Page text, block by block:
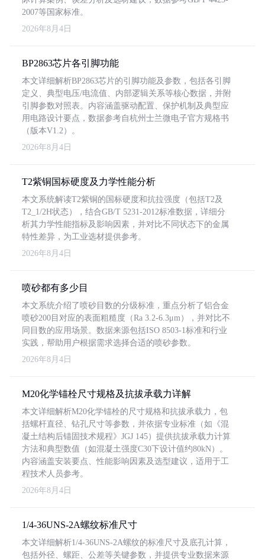
2007等国家标准。
2026年8月4日
BP2863芯片各引脚功能
本文详细解析BP2863芯片的引脚功能及参数，包括各引脚
定义、典型电压/电流值、内部逻辑关系等核心数据，并附
引脚参数对照表。内容涵盖驱动配置、保护机制及典型应
用电路设计要点，数据参考自杭州士兰微电子官方规格书
（版本V1.2）。
2026年8月4日
T2紫铜国标硬度及力学性能分析
本文系统解读T2紫铜的国标硬度和抗拉强度（包括T2及
T2_1/2H状态），结合GB/T 5231-2012标准数据，详细分
析其力学性能指标及影响因素，并对比不同状态下的金属
特性差异，为工业选材提供参考。
2026年8月4日
喷砂都有多少目
本文系统介绍了喷砂目数的分级标准，重点分析了铝合金
喷砂200目对应的表面粗糙度（Ra 3.2-6.3μm），并对比不
同目数的应用场景。数据来源包括ISO 8503-1标准和行业
实践，帮助用户根据需求选择合适的喷砂参数。
2026年8月4日
M20化学锚栓尺寸规格及抗拔承载力详解
本文详细解析M20化学锚栓的尺寸规格和抗拔承载力，包
括螺杆直径、钻孔尺寸等参数，并依据专业标准（如《混
凝土结构后锚固技术规程》JGJ 145）提供抗拔承载力计算
方法和典型数值（如混凝土强度C30下设计值约80kN）。
内容涵盖安装要点、性能影响因素及选型建议，适用于工
程技术人员参考。
2026年8月4日
1/4-36UNS-2A螺纹标准尺寸
本文详细解析1/4-36UNS-2A螺纹的标准尺寸及底孔计算，
包括外径、螺距、公差等关键参数，并提供专业数据来源